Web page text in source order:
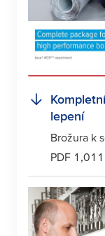
lepení
Brožura k
PDF